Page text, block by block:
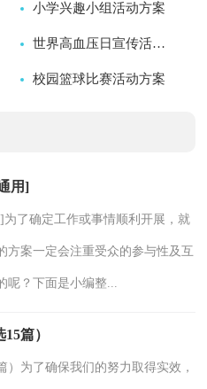
2026-08-08
小学兴趣小组活动方案
2026-08-08
世界高血压日宣传活动方案
2026-08-08
校园篮球比赛活动方案
用]
了确定工作或事情顺利开展，就
方案一定会注重受众的参与性及互
呢？下面是小编整...
篇）
为了确保我们的努力取得实效，